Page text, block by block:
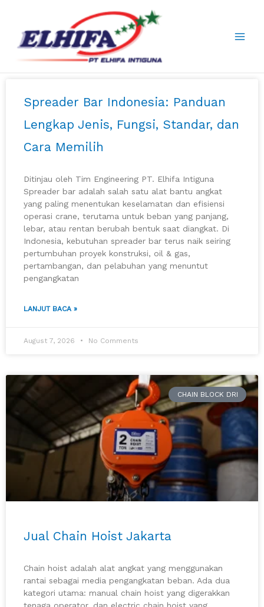
content
Spreader Bar Indonesia: Panduan
Lengkap Jenis, Fungsi, Standar, dan
Cara Memilih
Ditinjau oleh Tim Engineering PT. Elhifa Intiguna
Spreader bar adalah salah satu alat bantu angkat
yang paling menentukan keselamatan dan efisiensi
operasi crane, terutama untuk beban yang panjang,
lebar, atau rentan berubah bentuk saat diangkat. Di
Indonesia, kebutuhan spreader bar terus naik seiring
pertumbuhan proyek konstruksi, oil & gas,
pertambangan, dan pelabuhan yang menuntut
pengangkatan
LANJUT BACA »
August 7, 2026 No Comments
CHAIN BLOCK DRI
Jual Chain Hoist Jakarta
Chain hoist adalah alat angkat yang menggunakan
rantai sebagai media pengangkatan beban. Ada dua
kategori utama: manual chain hoist yang digerakkan
a
g
a
a
g
a